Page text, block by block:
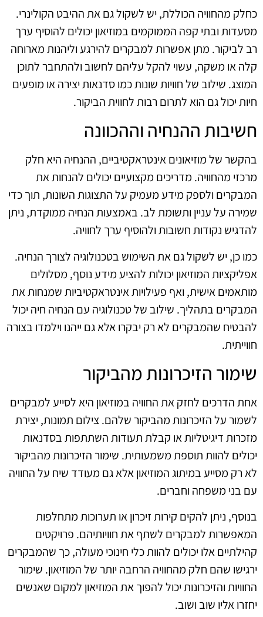
כחלק מהחוויה הכוללת, יש לשקול גם את ההיבט הקולינרי.
מסעדות ובתי קפה הממוקמים במוזיאון יכולים להוסיף ערך
רב לביקור. מתן אפשרות למבקרים להירגע וליהנות מארוחה
קלה או משקה, עשוי להקל עליהם לחשוב ולהתחבר לתוכן
המוצג. שילוב של חוויות שונות כמו סדנאות יצירה או מופעים
חיות יכול גם הוא לתרום רבות לחווית הביקור.
חשיבות ההנחיה וההכוונה
בהקשר של מוזיאונים אינטראקטיביים, ההנחיה היא חלק
מרכזי מהחוויה. מדריכים מקצועיים יכולים להנחות את
המבקרים ולספק מידע מעמיק על התצוגות השונות, תוך כדי
שמירה על עניין ותשומת לב. באמצעות הנחיה ממוקדת, ניתן
להדגיש נקודות חשובות ולהוסיף ערך לחוויה.
כמו כן, יש לשקול גם את השימוש בטכנולוגיה לצורך הנחיה.
אפליקציות המוזיאון יכולות להציע מידע נוסף, מסלולים
מותאמים אישית, ואף פעילויות אינטראקטיביות שמנחות את
המבקרים בתהליך. שילוב של טכנולוגיה עם הנחיה חיה יכול
להבטיח שהמבקרים לא רק יבקרו אלא גם ייהנו וילמדו בצורה
חווייתית.
שימור הזיכרונות מהביקור
אחת הדרכים לחזק את החוויה במוזיאון היא לסייע למבקרים
לשמור על הזיכרונות מהביקור שלהם. צילום תמונות, יצירת
מזכרות דיגיטליות או קבלת תעודות השתתפות בסדנאות
יכולים להוות תוספת משמעותית. שימור הזיכרונות מהביקור
לא רק מסייע במיתוג המוזיאון אלא גם מעודד שיח על החוויה
עם בני משפחה וחברים.
בנוסף, ניתן להקים קירות זיכרון או תערוכות מתחלפות
המאפשרות למבקרים לשתף את חוויותיהם. פרויקטים
קהילתיים אלו יכולים להוות כלי חינוכי מעולה, כך שהמבקרים
ירגישו שהם חלק מהחוויה הרחבה יותר של המוזיאון. שימור
החוויות והזיכרונות יכול להפוך את המוזיאון למקום שאנשים
יחזרו אליו שוב ושוב.